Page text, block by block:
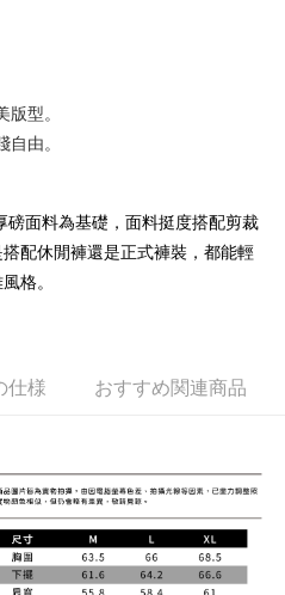
送料無料
型。
由。
磅面料為基礎，面料挺度搭配剪裁
配休閒褲還是正式褲裝，都能輕
格。
仕様 おすすめ関連商品